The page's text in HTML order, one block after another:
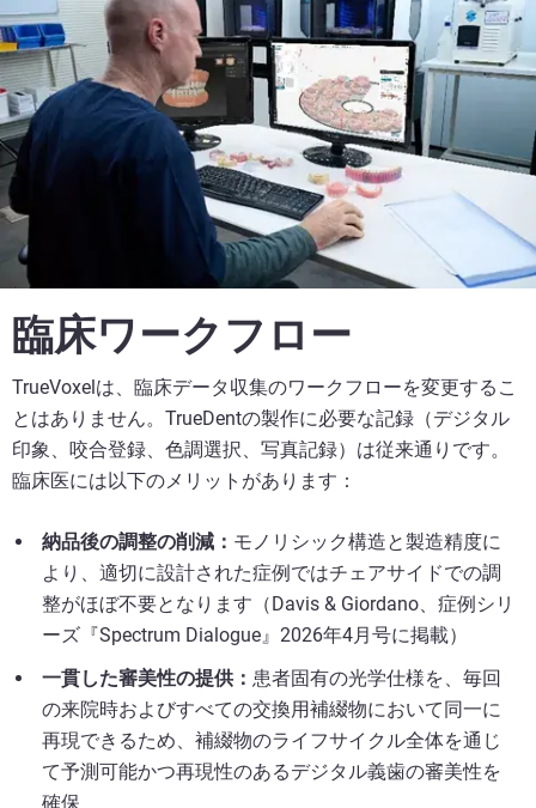
臨床ワークフロー
TrueVoxelは、臨床データ収集のワークフローを変更するこ
とはありません。TrueDentの製作に必要な記録（デジタル
印象、咬合登録、色調選択、写真記録）は従来通りです。
臨床医には以下のメリットがあります：
納品後の調整の削減： モノリシック構造と製造精度に
より、適切に設計された症例ではチェアサイドでの調
整がほぼ不要となります（Davis & Giordano、症例シリ
ーズ『Spectrum Dialogue』2026年4月号に掲載）
一貫した審美性の提供： 患者固有の光学仕様を、毎回
の来院時およびすべての交換用補綴物において同一に
再現できるため、補綴物のライフサイクル全体を通じ
て予測可能かつ再現性のあるデジタル義歯の審美性を
確保